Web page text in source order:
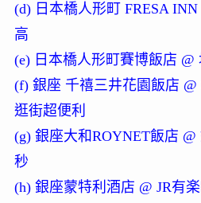
(d) 日本橋人形町 FRESA
高
(e) 日本橋人形町賽博飯店 @
(f) 銀座 千禧三井花園飯店
逛街超便利
(g) 銀座大和ROYNET飯店
秒
(h) 銀座蒙特利酒店 @ JR有